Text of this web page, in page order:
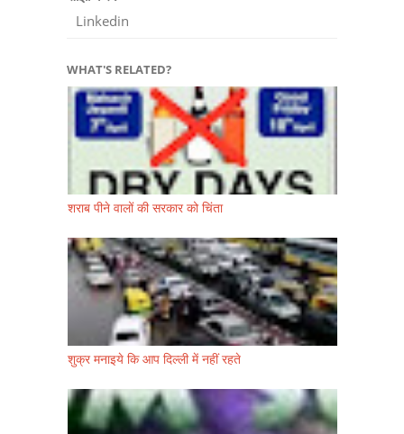
Linkedin
WHAT'S RELATED?
शराब पीने वालों की सरकार को चिंता
शुक्र मनाइये कि आप दिल्ली में नहीं रहते